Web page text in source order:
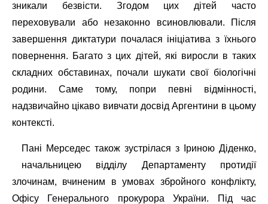
зникали безвісти. Згодом цих дітей часто
переховували або незаконно всиновлювали. Після
завершення диктатури почалася ініціатива з їхнього
повернення. Багато з цих дітей, які виросли в таких
складних обставинах, почали шукати свої біологічні
родини. Саме тому, попри певні відмінності,
надзвичайно цікаво вивчати досвід Аргентини в цьому
контексті.
Пані Мерседес також зустрілася з Іриною Діденко,
начальницею відділу Департаменту протидії
злочинам, вчиненим в умовах збройного конфлікту,
Офісу Генерального прокурора України. Під час